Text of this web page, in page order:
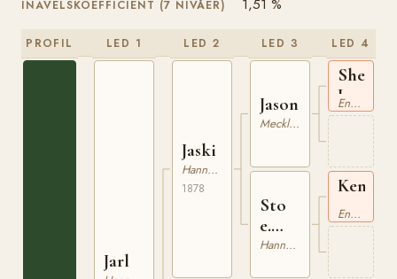
INAVELSKOEFFICIENT (7 NIVÅER)
PROFIL LED 1
Jarl
LED 2
Jaski
Hannoveranare
1878
LED 3
Jason
Mecklenburgare
Sto
e.
Kentucky
Hannoveranare
LED 4
I xxEngelskt Fullblod
xx Engelskt Fullblod